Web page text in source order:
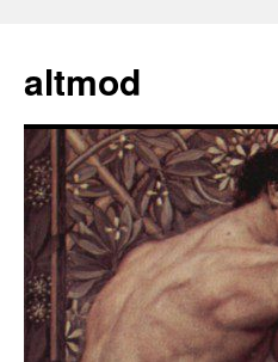
springen
altmod